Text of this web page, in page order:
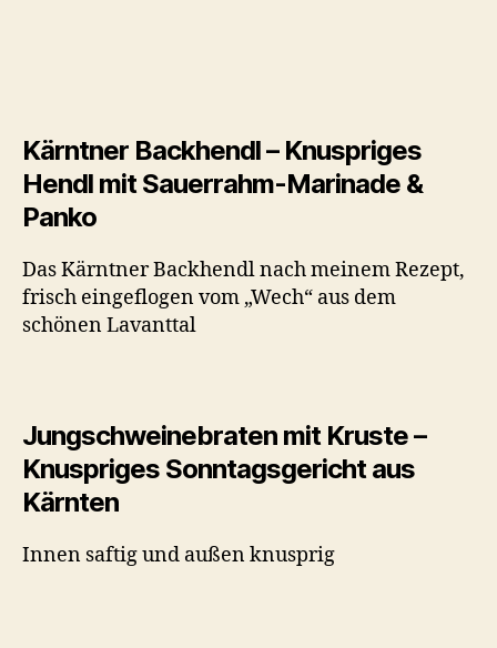
Kärntner Backhendl – Knuspriges
Hendl mit Sauerrahm-Marinade &
Panko
Das Kärntner Backhendl nach meinem Rezept,
frisch eingeflogen vom „Wech“ aus dem
schönen Lavanttal
Jungschweinebraten mit Kruste –
Knuspriges Sonntagsgericht aus
Kärnten
Innen saftig und außen knusprig